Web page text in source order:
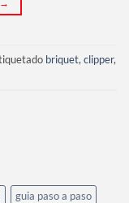
→
briquet, clipper,
guia paso a paso